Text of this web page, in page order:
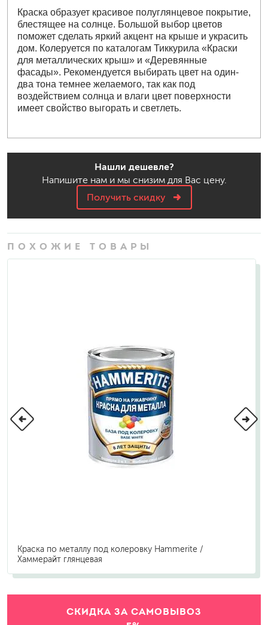
Краска образует красивое полуглянцевое покрытие,
блестящее на солнце. Большой выбор цветов
поможет сделать яркий акцент на крыше и украсить
дом. Колеруется по каталогам Тиккурила «Краски
для металлических крыш» и «Деревянные
фасады». Рекомендуется выбирать цвет на один-
два тона темнее желаемого, так как под
воздействием солнца и влаги цвет поверхности
имеет свойство выгорать и светлеть.
Нашли дешевле?
Напишите нам и мы снизим для Вас цену.
Получить скидку
ПОХОЖИЕ ТОВАРЫ
Краска по металлу под колеровку Hammerite /
Хаммерайт глянцевая
СКИДКА ЗА САМОВЫВОЗ